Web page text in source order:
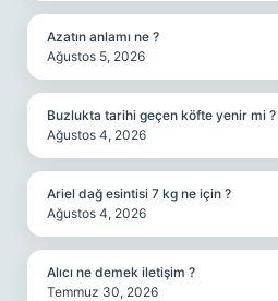
Azatın anlamı ne ?
Ağustos 5, 2026
Buzlukta tarihi geçen köfte yenir mi ?
Ağustos 4, 2026
Ariel dağ esintisi 7 kg ne için ?
Ağustos 4, 2026
Alıcı ne demek iletişim ?
Temmuz 30, 2026